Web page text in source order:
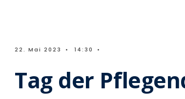
22. Mai 2023 • 14:30 •
Tag der